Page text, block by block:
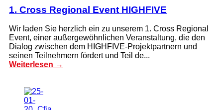
1. Cross Regional Event HIGHFIVE
Wir laden Sie herzlich ein zu unserem 1. Cross Regional
Event, einer außergewöhnlichen Veranstaltung, die den
Dialog zwischen dem HIGHFIVE-Projektpartnern und
seinen Teilnehmern fördert und Teil de...
Weiterlesen →